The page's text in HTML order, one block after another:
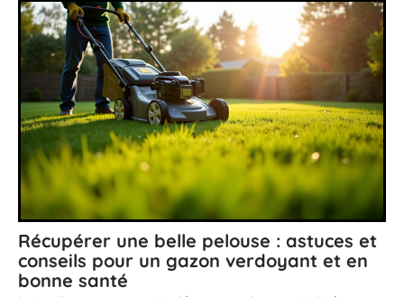
Récupérer une belle pelouse : astuces et
conseils pour un gazon verdoyant et en
bonne santé